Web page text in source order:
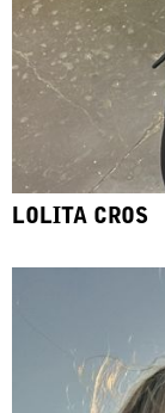
LOLITA CROS